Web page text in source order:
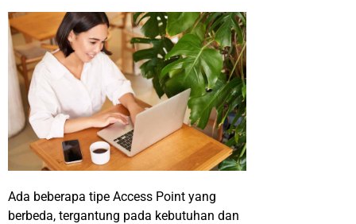
Ada beberapa tipe Access Point yang
berbeda, tergantung pada kebutuhan dan